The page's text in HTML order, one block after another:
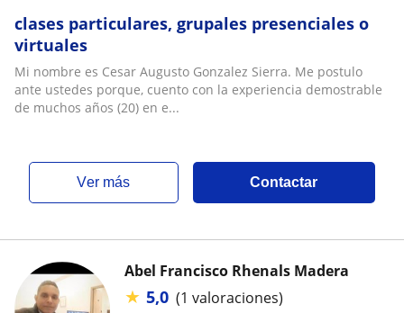
clases particulares, grupales presenciales o
virtuales
Mi nombre es Cesar Augusto Gonzalez Sierra. Me postulo
ante ustedes porque, cuento con la experiencia demostrable
de muchos años (20) en e...
ver más Contactar
Abel Francisco Rhenals Madera
★ 5,0 (1 valoraciones)